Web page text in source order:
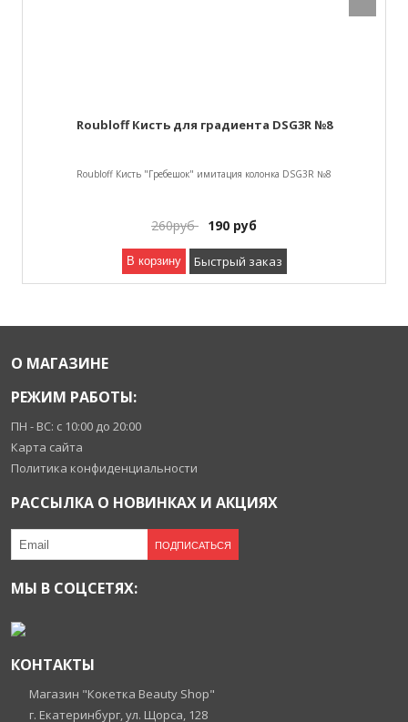
Roubloff Кисть для градиента DSG3R №8
Roubloff Кисть "Гребешок" имитация колонка DSG3R №8
260руб 190 руб
В корзину Быстрый заказ
О МАГАЗИНЕ
РЕЖИМ РАБОТЫ:
ПН - ВС: с 10:00 до 20:00
Карта сайта
Политика конфиденциальности
РАССЫЛКА О НОВИНКАХ И АКЦИЯХ
ПОДПИСАТЬСЯ
МЫ В СОЦСЕТЯХ:
КОНТАКТЫ
Магазин "Кокетка Beauty Shop"
г. Екатеринбург, ул. Щорса, 128